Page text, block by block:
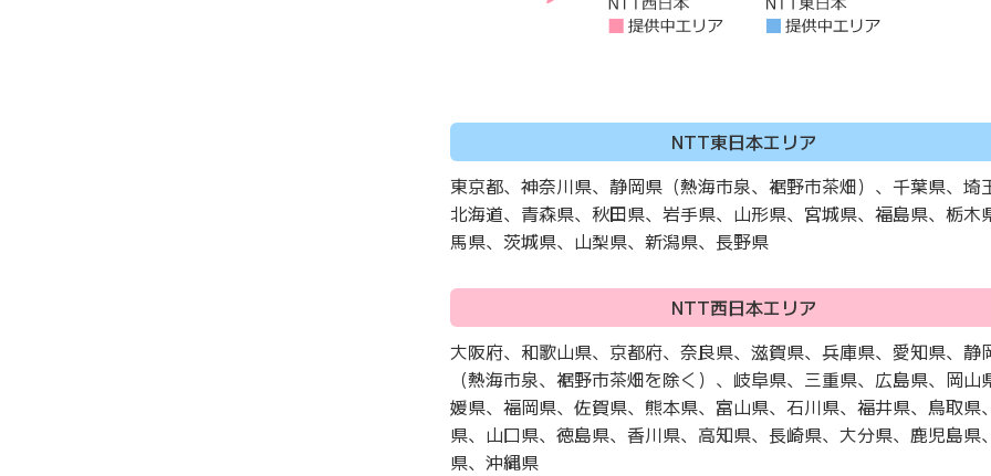
NTT東日本エリア
東京都、神奈川県、静岡県（熱海市泉、裾野市茶畑）、千葉県、埼
北海道、青森県、秋田県、岩手県、山形県、宮城県、福島県、栃木
馬県、茨城県、山梨県、新潟県、長野県
NTT西日本エリア
大阪府、和歌山県、京都府、奈良県、滋賀県、兵庫県、愛知県、静
（熱海市泉、裾野市茶畑を除く）、岐阜県、三重県、広島県、岡山
媛県、福岡県、佐賀県、熊本県、富山県、石川県、福井県、鳥取県
県、山口県、徳島県、香川県、高知県、長崎県、大分県、鹿児島県
県、沖縄県